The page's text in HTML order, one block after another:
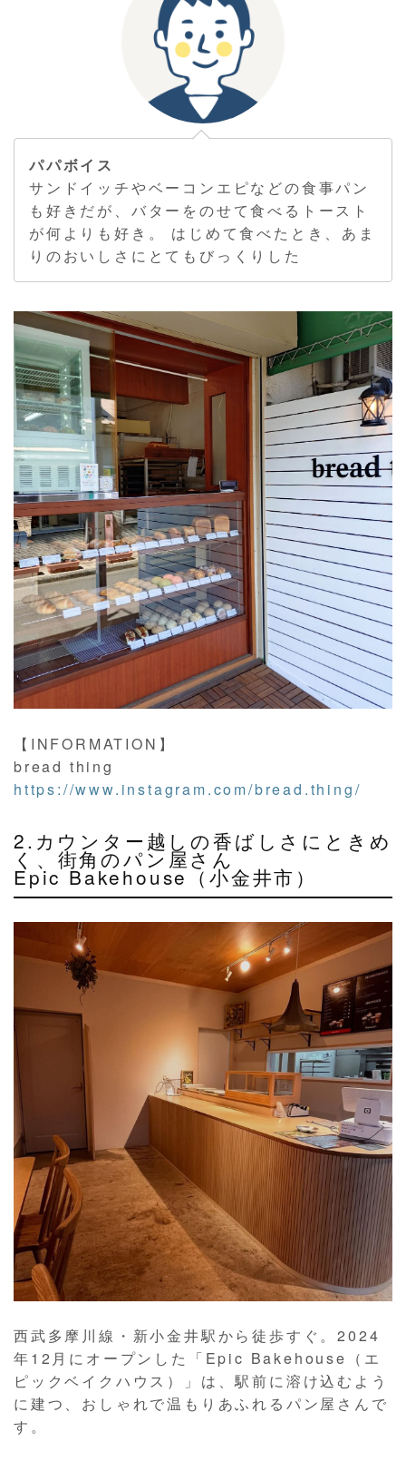
パパボイス
サンドイッチやベーコンエピなどの食事パン
も好きだが、バターをのせて食べるトースト
が何よりも好き。 はじめて食べたとき、あま
りのおいしさにとてもびっくりした
【INFORMATION】
bread thing
https://www.instagram.com/bread.thing/
2.カウンター越しの香ばしさにときめ
く、街角のパン屋さん
Epic Bakehouse（小金井市）
西武多摩川線・新小金井駅から徒歩すぐ。2024
年12月にオープンした「Epic Bakehouse（エ
ピックベイクハウス）」は、駅前に溶け込むよう
に建つ、おしゃれで温もりあふれるパン屋さんで
す。